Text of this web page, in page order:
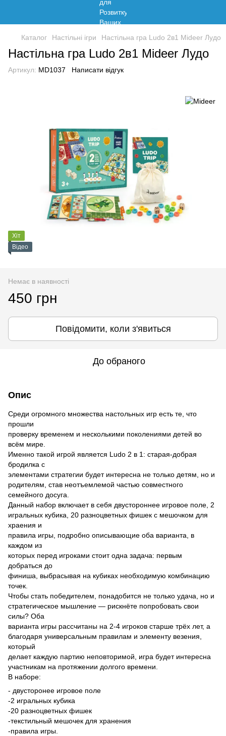
Каталог Настільні ігри Настільна гра Ludo 2в1 Mideer Лудо
Настільна гра Ludo 2в1 Mideer Лудо
Артикул: MD1037 Написати відгук
Хіт
Відео
Немає в наявності
450 грн
Повідомити, коли з'явиться
До обраного
Опис
Среди огромного множества настольных игр есть те, что
прошли
проверку временем и несколькими поколениями детей во
всём мире.
Именно такой игрой является Ludo 2 в 1: старая-добрая
бродилка с
элементами стратегии будет интересна не только детям, но и
родителям, став неотъемлемой частью совместного
семейного досуга.
Данный набор включает в себя двустороннее игровое поле, 2
игральных кубика, 20 разноцветных фишек с мешочком для
храения и
правила игры, подробно описывающие оба варианта, в
каждом из
которых перед игроками стоит одна задача: первым
добраться до
финиша, выбрасывая на кубиках необходимую комбинацию
точек.
Чтобы стать победителем, понадобится не только удача, но и
стратегическое мышление — рискнёте попробовать свои
силы? Оба
варианта игры рассчитаны на 2-4 игроков старше трёх лет, а
благодаря универсальным правилам и элементу везения,
который
делает каждую партию неповторимой, игра будет интересна
участникам на протяжении долгого времени.
В наборе:
- двусторонее игровое поле
-2 игральных кубика
-20 разноцветных фишек
-текстильный мешочек для хранения
-правила игры.